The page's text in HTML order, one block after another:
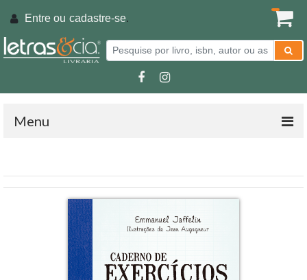
Entre ou cadastre-se.
Menu